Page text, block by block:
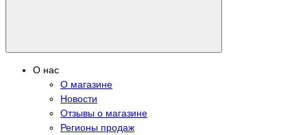
О нас
О магазине
Новости
Отзывы о магазине
Регионы продаж